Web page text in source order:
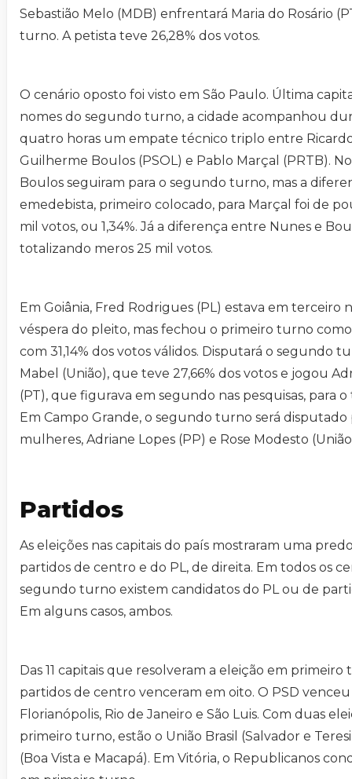
Sebastião Melo (MDB) enfrentará Maria do Rosário
turno. A petista teve 26,28% dos votos.
O cenário oposto foi visto em São Paulo. Última
nomes do segundo turno, a cidade acompanhou
quatro horas um empate técnico triplo entre
Guilherme Boulos (PSOL) e Pablo Marçal (PRTB).
Boulos seguiram para o segundo turno, mas a
emedebista, primeiro colocado, para Marçal foi de
mil votos, ou 1,34%. Já a diferença entre Nunes e
totalizando meros 25 mil votos.
Em Goiânia, Fred Rodrigues (PL) estava em terceiro
véspera do pleito, mas fechou o primeiro turno
com 31,14% dos votos válidos. Disputará o segundo
Mabel (União), que teve 27,66% dos votos e jogou
(PT), que figurava em segundo nas pesquisas, para
Em Campo Grande, o segundo turno será disputado
mulheres, Adriane Lopes (PP) e Rose Modesto
Partidos
As eleições nas capitais do país mostraram uma
partidos de centro e do PL, de direita. Em todos os
segundo turno existem candidatos do PL ou de
Em alguns casos, ambos.
Das 11 capitais que resolveram a eleição em primeiro
partidos de centro venceram em oito. O PSD venceu
Florianópolis, Rio de Janeiro e São Luis. Com duas
primeiro turno, estão o União Brasil (Salvador e
(Boa Vista e Macapá). Em Vitória, o Republicanos